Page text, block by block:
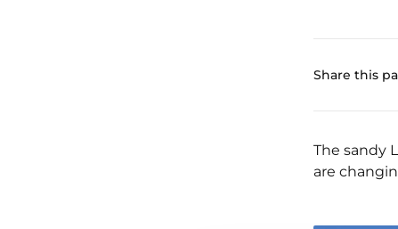
Share this
The sandy
are